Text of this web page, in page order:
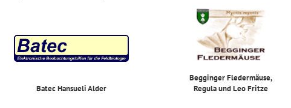
Batec Hansueli Alder
Begginger Fledermäuse,
Regula und Leo Fritze